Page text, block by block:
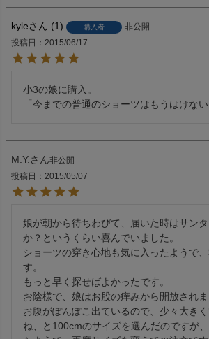
kyle 1 購入者
非公開
投稿日
2015/06/17
小3の娘に購入。
「今までの普通のショーツはもうはけない
M.Y.
非公開
投稿日
2015/05/07
娘が朝から待ちわびて、届いた時はサン
か？というくらい喜んでいました。
ショーツの穿き心地も気に入ったようで
す。
もっと早く探せばよかったです。
お陰様で、娘はお股の痒みから開放されま
お腹がぽんぽこ出ているので、少々大き
ね、と100cmのサイズを選んだのですが